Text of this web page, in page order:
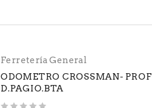
Ferretería General
ODOMETRO CROSSMAN- PROF
D.PAGIO.BTA